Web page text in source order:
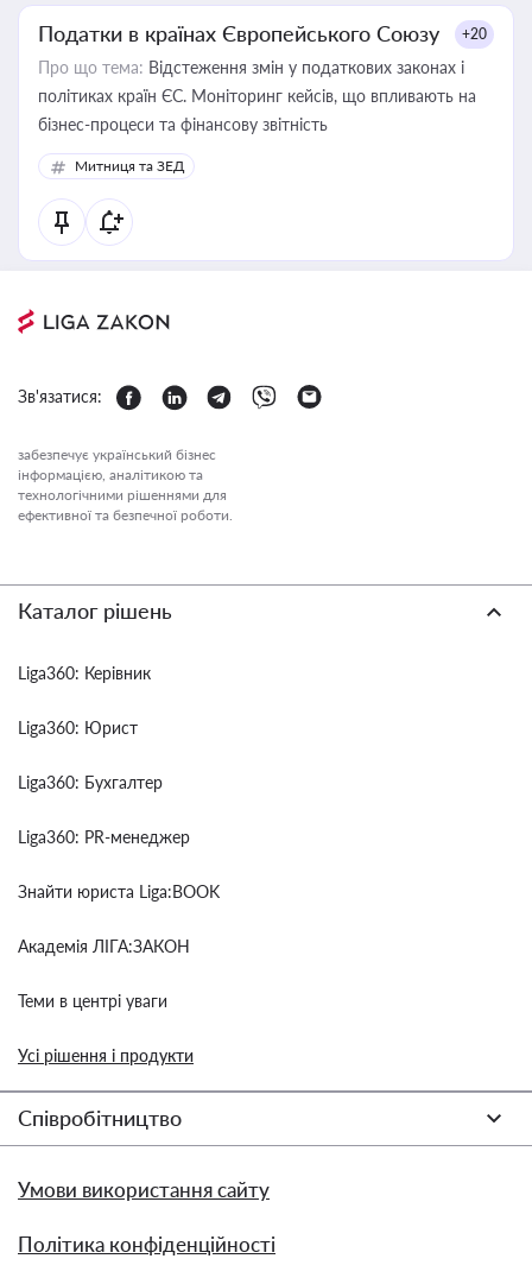
Податки в країнах Європейського Союзу +20
Про що тема: Відстеження змін у податкових законах і
політиках країн ЄС. Моніторинг кейсів, що впливають на
бізнес-процеси та фінансову звітність
Митниця та ЗЕД
Зв'язатися:
забезпечує український бізнес
інформацією, аналітикою та
технологічними рішеннями для
ефективної та безпечної роботи.
Каталог рішень
Liga360: Керівник
Liga360: Юрист
Liga360: Бухгалтер
Liga360: PR-менеджер
Знайти юриста Liga:BOOK
Академія ЛІГА:ЗАКОН
Теми в центрі уваги
Усі рішення і продукти
Співробітництво
Умови використання сайту
Політика конфіденційності